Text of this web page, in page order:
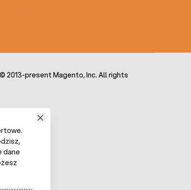
2013-present Magento, Inc. All rights
dane